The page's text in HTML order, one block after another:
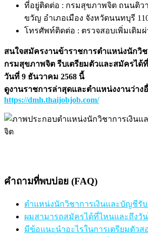
ที่อยู่ติดต่อ : กรมสุขภาพจิต ถนนติว
ขวัญ อำเภอเมือง จังหวัดนนทบุรี
โทรศัพท์ติดต่อ : ตรวจสอบเพิ่มเติมผ่
สนใจสมัครงานข้าราชการตำแหน่งนักวิ
กรมสุขภาพจิต รีบเตรียมตัวและสมัครได้
วันที่ 9 ธันวาคม 2568 นี้
ดูงานราชการล่าสุดและตำแหน่งงานว่าง
https://dmh.thaijobjob.com/
คำถามที่พบบ่อย (FAQ)
ตำแหน่งนักวิชาการเงินและบัญชีรั
ผมสามารถสมัครได้ที่ไหนและถึงวั
มีข้อแนะนำอะไรในการเตรียมตัวส